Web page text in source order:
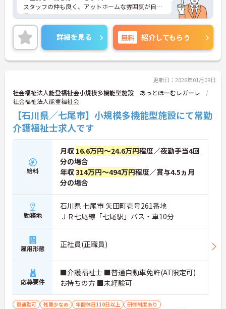
スタッフの仲も良く、アットホームな雰囲気が自慢
です。
ご興味ある方には、面接対策ポイントなど、詳細を
お話しいたしますのでお気軽にご相談ください。
詳細を見る 無料 紹介してもらう
更新日：2026年01月09日
社会福祉法人能登福祉会小規模多機能型施設 あっとほーむレガーレ
社会福祉法人能登福祉会
【石川県／七尾市】小規模多機能型施設にて常勤
介護福祉士求人です
給料
月収 16.6万円～24.6万円程度／夜勤手当4回
分の場合
年収314万円～494万円程度／賞与4.5ヵ月
分の場合
勤務地
石川県 七尾市 矢田町壱号261番地
ＪＲ七尾線「七尾駅」バス・車10分
雇用形態 正社員(正職員)
応募要件
■介護福祉士 ■普通自動車免許(AT限定可)
お持ちの方 ■未経験可
車通勤可 残業少なめ 年間休日110日以上
研修制度あり